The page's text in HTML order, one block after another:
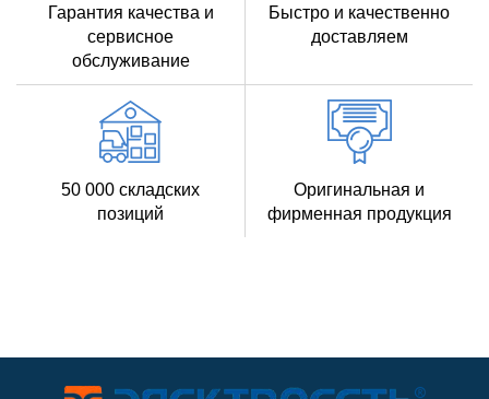
Гарантия качества и
сервисное
обслуживание
Быстро и качественно
доставляем
50 000 складских
позиций
Оригинальная и
фирменная продукция